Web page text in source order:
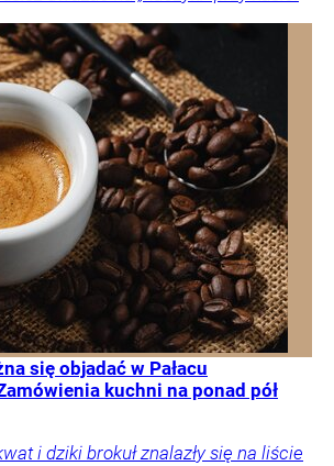
się objadać w Pałacu
kuchni na ponad pół
i dziki brokuł znalazły się na liście